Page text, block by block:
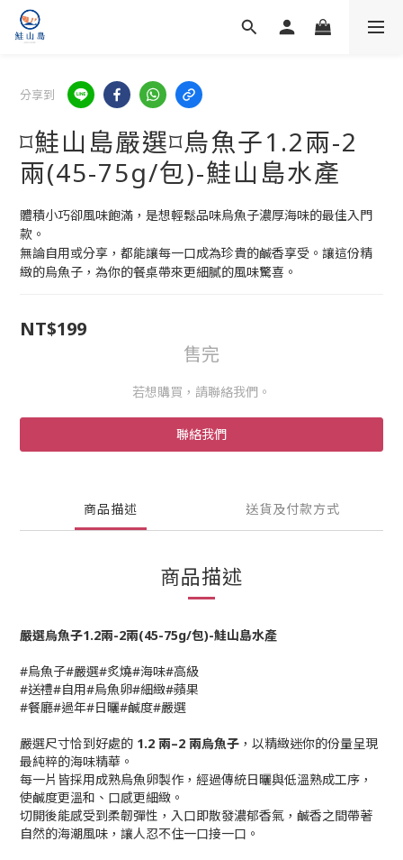
分享到
⌑鮭山島嚴選⌑烏魚子1.2兩-2
兩(45-75g/包)-鮭山島水產
體積小巧卻風味飽滿，是想輕鬆品味烏魚子濃厚海味的最佳入門
款。
無論自用或分享，都能讓每一口成為珍貴的鹹香享受。讓這份精
緻的烏魚子，為你的餐桌帶來更細膩的風味驚喜。
NT$199
售完
若想購買，請聯絡我們。
聯絡我們
商品描述 送貨及付款方式
商品描述
嚴選烏魚子1.2兩-2兩(45-75g/包)-鮭山島水產
#烏魚子#嚴選#炙燒#海味#高級
#送禮#自用#烏魚卵#細緻#蘋果
#餐廳#過年#日曬#鹹度#嚴選
嚴選尺寸恰到好處的 1.2 兩–2 兩烏魚子 ，以精緻迷你的份量呈現
最純粹的海味精華。
每一片皆採用成熟烏魚卵製作，經過傳統日曬與低溫熟成工序，
使鹹度更溫和、口感更細緻。
切開後能感受到柔韌彈性，入口即散發濃郁香氣，鹹香之間帶著
自然的海潮風味，讓人忍不住一口接一口。